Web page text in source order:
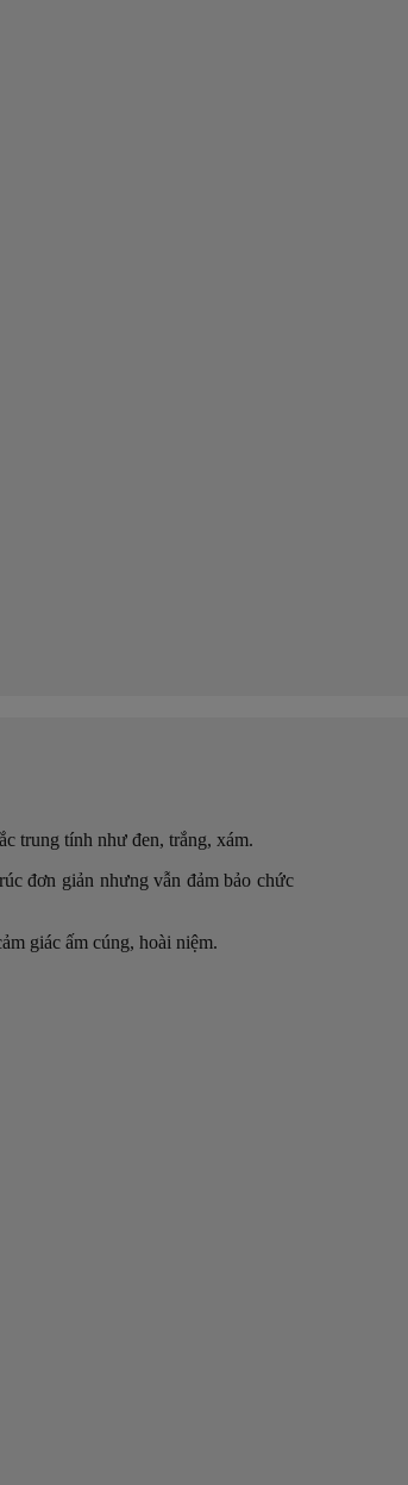
trung tính như đen, trắng, xám.
đơn giản nhưng vẫn đảm bảo chức
giác ấm cúng, hoài niệm.